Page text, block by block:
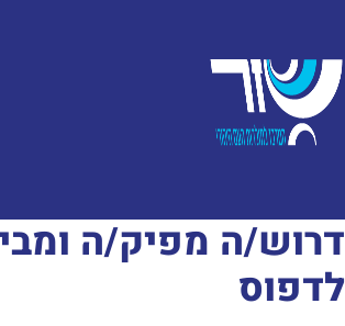
דרוש/ה מפיק/ה
לדפוס